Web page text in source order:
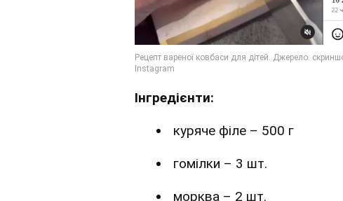
Інгредієнти:
куряче філе – 500 г
гомілки – 3 шт.
морква – 2 шт.